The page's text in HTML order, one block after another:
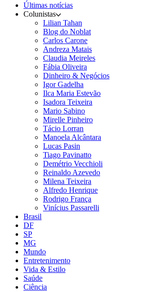
Últimas notícias
Colunistas
Lilian Tahan
Blog do Noblat
Carlos Carone
Andreza Matais
Claudia Meireles
Fábia Oliveira
Dinheiro & Negócios
Igor Gadelha
Ilca Maria Estevão
Isadora Teixeira
Mario Sabino
Mirelle Pinheiro
Tácio Lorran
Manoela Alcântara
Lucas Pasin
Tiago Pavinatto
Demétrio Vecchioli
Reinaldo Azevedo
Milena Teixeira
Alfredo Henrique
Rodrigo França
Vinícius Passarelli
Brasil
DF
SP
MG
Mundo
Entretenimento
Vida & Estilo
Saúde
Ciência